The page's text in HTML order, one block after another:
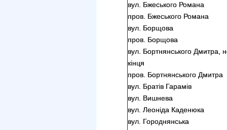
вул. Бжеського Романа
пров. Бжеського Романа
вул. Борщова
пров. Борщова
вул. Бортнянського Дмитра,
кінця
пров. Бортнянського Дмитра
вул. Братів Гарамів
вул. Вишнева
вул. Леоніда Каденюка
вул. Городнянська